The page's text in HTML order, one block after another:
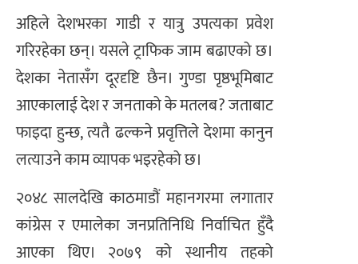
अहिले देशभरका गाडी र यात्रु उपत्यका प्रवेश
गरिरहेका छन्। यसले ट्राफिक जाम बढाएको छ।
देशका नेतासँग दूरदृष्टि छैन। गुण्डा पृष्ठभूमिबाट
आएकालाई देश र जनताको के मतलब? जताबाट
फाइदा हुन्छ, त्यतै ढल्कने प्रवृत्तिले देशमा कानुन
लत्याउने काम व्यापक भइरहेको छ।
२०४८ सालदेखि काठमाडौं महानगरमा लगातार
कांग्रेस र एमालेका जनप्रतिनिधि निर्वाचित हुँदै
आएका थिए। २०७९ को स्थानीय तहको